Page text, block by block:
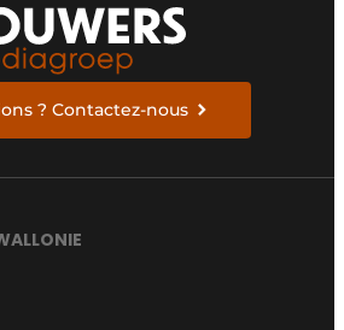
? Contactez-nous